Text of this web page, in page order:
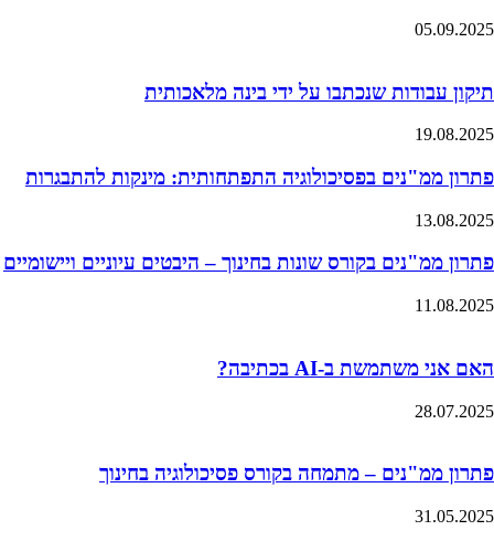
05.09.2025
תיקון עבודות שנכתבו על ידי בינה מלאכותית
19.08.2025
פתרון ממ"נים בפסיכולוגיה התפתחותית: מינקות להתבגרות
13.08.2025
פתרון ממ"נים בקורס שונות בחינוך – היבטים עיוניים ויישומיים
11.08.2025
האם אני משתמשת ב-AI בכתיבה?
28.07.2025
פתרון ממ"נים – מתמחה בקורס פסיכולוגיה בחינוך
31.05.2025